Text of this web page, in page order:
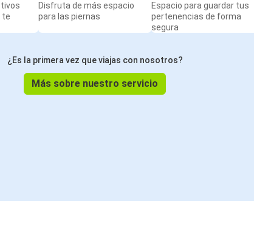
te
Disfruta de más espacio
para las piernas
Espacio para guardar tus
pertenencias de forma
segura
¿Es la primera vez que viajas con nosotros?
Más sobre nuestro servicio